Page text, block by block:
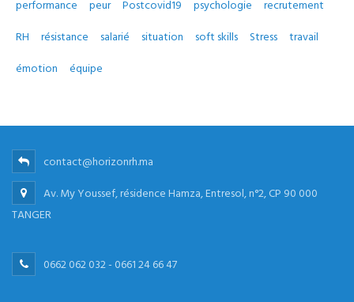
performance
peur Postcovid19 psychologie
recrutement
RH
résistance salarié situation soft skills Stress
travail
émotion
équipe
contact@horizonrh.ma
Av. My Youssef, résidence Hamza, Entresol, n°2, CP 90 000
TANGER
0662 062 032 - 0661 24 66 47